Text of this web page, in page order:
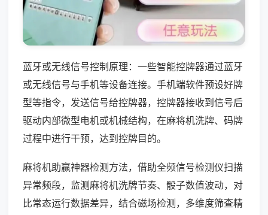
蓝牙或无线信号控制原理：一些智能控牌器通过蓝牙
或无线信号与手机等设备连接。手机端软件预设好牌
型等指令，发送信号给控牌器，控牌器接收到信号后
驱动内部微型电机或机械结构，在麻将机洗牌、码牌
过程中进行干预，达到控牌目的。
麻将机助赢神器检测方法，借助全频信号检测仪扫描
异常频段，监测麻将机洗牌节奏、骰子数值波动，对
比常态运行数据差异，结合磁场检测，多维度筛查精